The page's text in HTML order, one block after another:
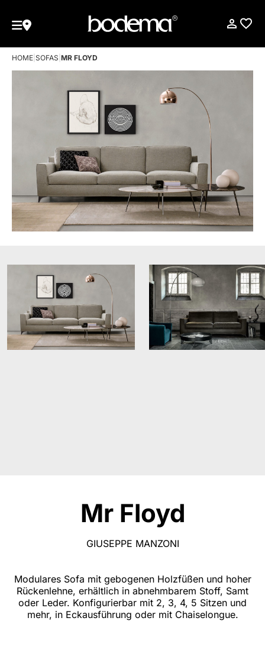
HOME SOFAS MR FLOYD
Mr Floyd
GIUSEPPE MANZONI
Modulares Sofa mit gebogenen Holzfüßen und hoher
Rückenlehne, erhältlich in abnehmbarem Stoff, Samt
oder Leder. Konfigurierbar mit 2, 3, 4, 5 Sitzen und
mehr, in Eckausführung oder mit Chaiselongue.